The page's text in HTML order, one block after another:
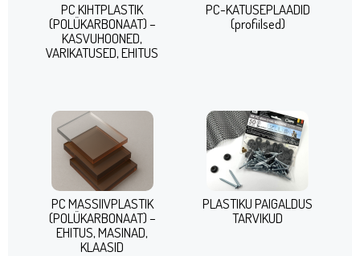
PC KIHTPLASTIK
(POLÜKARBONAAT) –
KASVUHOONED,
VARIKATUSED, EHITUS
PC-KATUSEPLAADID
(profiilsed)
PC MASSIIVPLASTIK
(POLÜKARBONAAT) –
EHITUS, MASINAD,
KLAASID
PLASTIKU PAIGALDUS
TARVIKUD